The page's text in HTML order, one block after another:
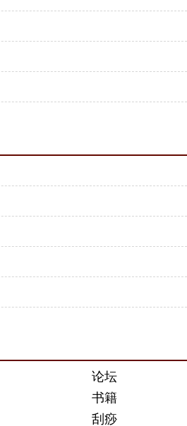
论坛
书籍
刮痧